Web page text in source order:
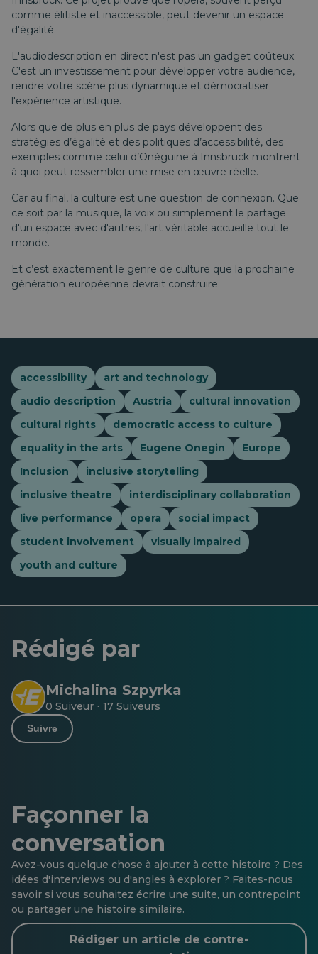
comme élitiste et inaccessible, peut devenir un espace
d'égalité.
L'audiodescription en direct n'est pas un gadget coûteux.
C'est un investissement pour développer votre audience,
rendre votre scène plus dynamique et démocratiser
l'expérience artistique.
Alors que de plus en plus de pays développent des
stratégies d’égalité et des politiques d’accessibilité, des
exemples comme celui d’Onéguine à Innsbruck montrent
à quoi peut ressembler une mise en œuvre réelle.
Car au final, la culture est une question de connexion. Que
ce soit par la musique, la voix ou simplement le partage
d'un espace avec d'autres, l'art véritable accueille tout le
monde.
Et c’est exactement le genre de culture que la prochaine
génération européenne devrait construire.
accessibility
art and technology
audio description
Austria
cultural innovation
cultural rights
democratic access to culture
equality in the arts
Eugene Onegin
Europe
Inclusion
inclusive storytelling
inclusive theatre
interdisciplinary collaboration
live performance
opera
social impact
student involvement
visually impaired
youth and culture
Rédigé par
Michalina Szpyrka
0 Suiveur · 17 Suiveurs
Suivre
Façonner la
conversation
Avez-vous quelque chose à ajouter à cette histoire ? Des
idées d'interviews ou d'angles à explorer ? Faites-nous
savoir si vous souhaitez écrire une suite, un contrepoint
ou partager une histoire similaire.
Rédiger un article de contre-